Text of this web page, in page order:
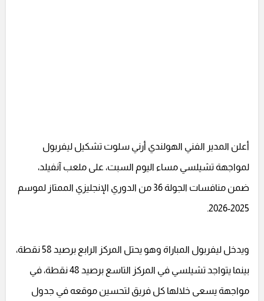
أعلن المدير الفني الهولندي أرني سلوت تشكيل ليفربول
لمواجهة تشيلسي مساء اليوم السبت، على ملعب آنفيلد،
ضمن منافسات الجولة 36 من الدوري الإنجليزي الممتاز لموسم
2025-2026.
ويدخل ليفربول المباراة وهو يحتل المركز الرابع برصيد 58 نقطة،
بينما يتواجد تشيلسي في المركز التاسع برصيد 48 نقطة، في
مواجهة يسعى خلالها كل فريق لتحسين موقعه في جدول